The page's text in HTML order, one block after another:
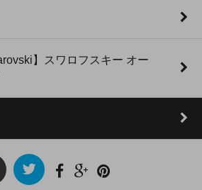
】スワロフスキー オー